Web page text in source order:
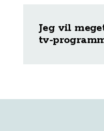
Jeg vil
tv-